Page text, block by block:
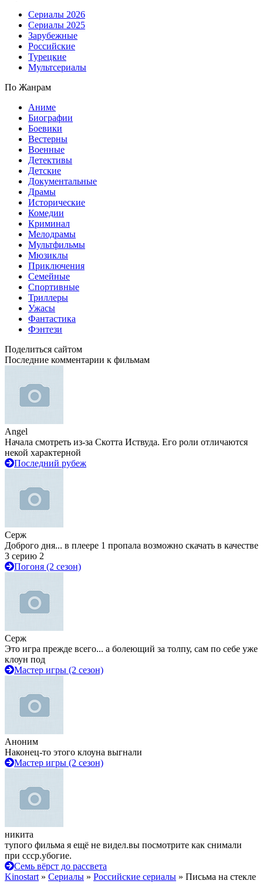
Сериалы 2026
Сериалы 2025
Зарубежные
Российские
Турецкие
Мультсериалы
По Жанрам
Аниме
Биографии
Боевики
Вестерны
Военные
Детективы
Детские
Документальные
Драмы
Исторические
Комедии
Криминал
Мелодрамы
Мультфильмы
Мюзиклы
Приключения
Семейные
Спортивные
Триллеры
Ужасы
Фантастика
Фэнтези
Поделиться сайтом
Последние комментарии к фильмам
Angel
Начала смотреть из-за Скотта Иствуда. Его роли отличаются
некой характерной
Последний рубеж
Серж
Доброго дня... в плеере 1 пропала возможно скачать в качестве
3 серию 2
Погоня (2 сезон)
Серж
Это игра прежде всего... а болеющий за толпу, сам по себе уже
клоун под
Мастер игры (2 сезон)
Аноним
Наконец-то этого клоуна выгнали
Мастер игры (2 сезон)
никита
тупого фильма я ещё не видел.вы посмотрите как снимали
при ссср.убогие.
Семь вёрст до рассвета
Kinostart » Сериалы » Российские сериалы » Письма на стекле